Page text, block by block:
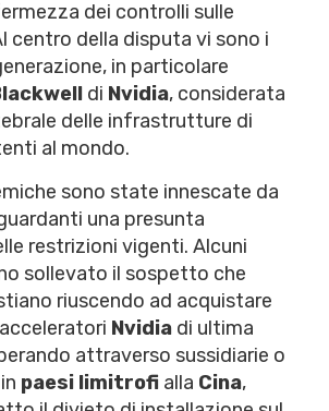
dei controlli sulle
centro della disputa vi sono i
in particolare
di Nvidia, considerata
delle infrastrutture di
al mondo.
sono state innescate da
una presunta
restrizioni vigenti. Alcuni
sollevato il sospetto che
riuscendo ad acquistare
Nvidia di ultima
attraverso sussidiarie o
paesi limitrofi alla Cina,